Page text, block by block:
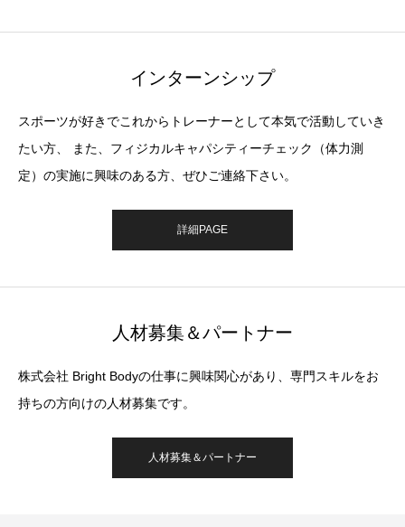
インターンシップ
スポーツが好きでこれからトレーナーとして本気で活動していき
たい方、 また、フィジカルキャパシティーチェック（体力測
定）の実施に興味のある方、ぜひご連絡下さい。
詳細PAGE
人材募集＆パートナー
株式会社 Bright Bodyの仕事に興味関心があり、専門スキルをお
持ちの方向けの人材募集です。
人材募集＆パートナー